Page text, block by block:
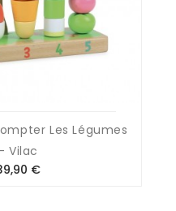
Les Légumes
- Vilac
€Prix